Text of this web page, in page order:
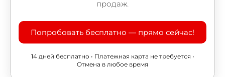
продаж.
Попробовать бесплатно — прямо сейчас!
14 дней бесплатно • Платежная карта не требуется •
Отмена в любое время